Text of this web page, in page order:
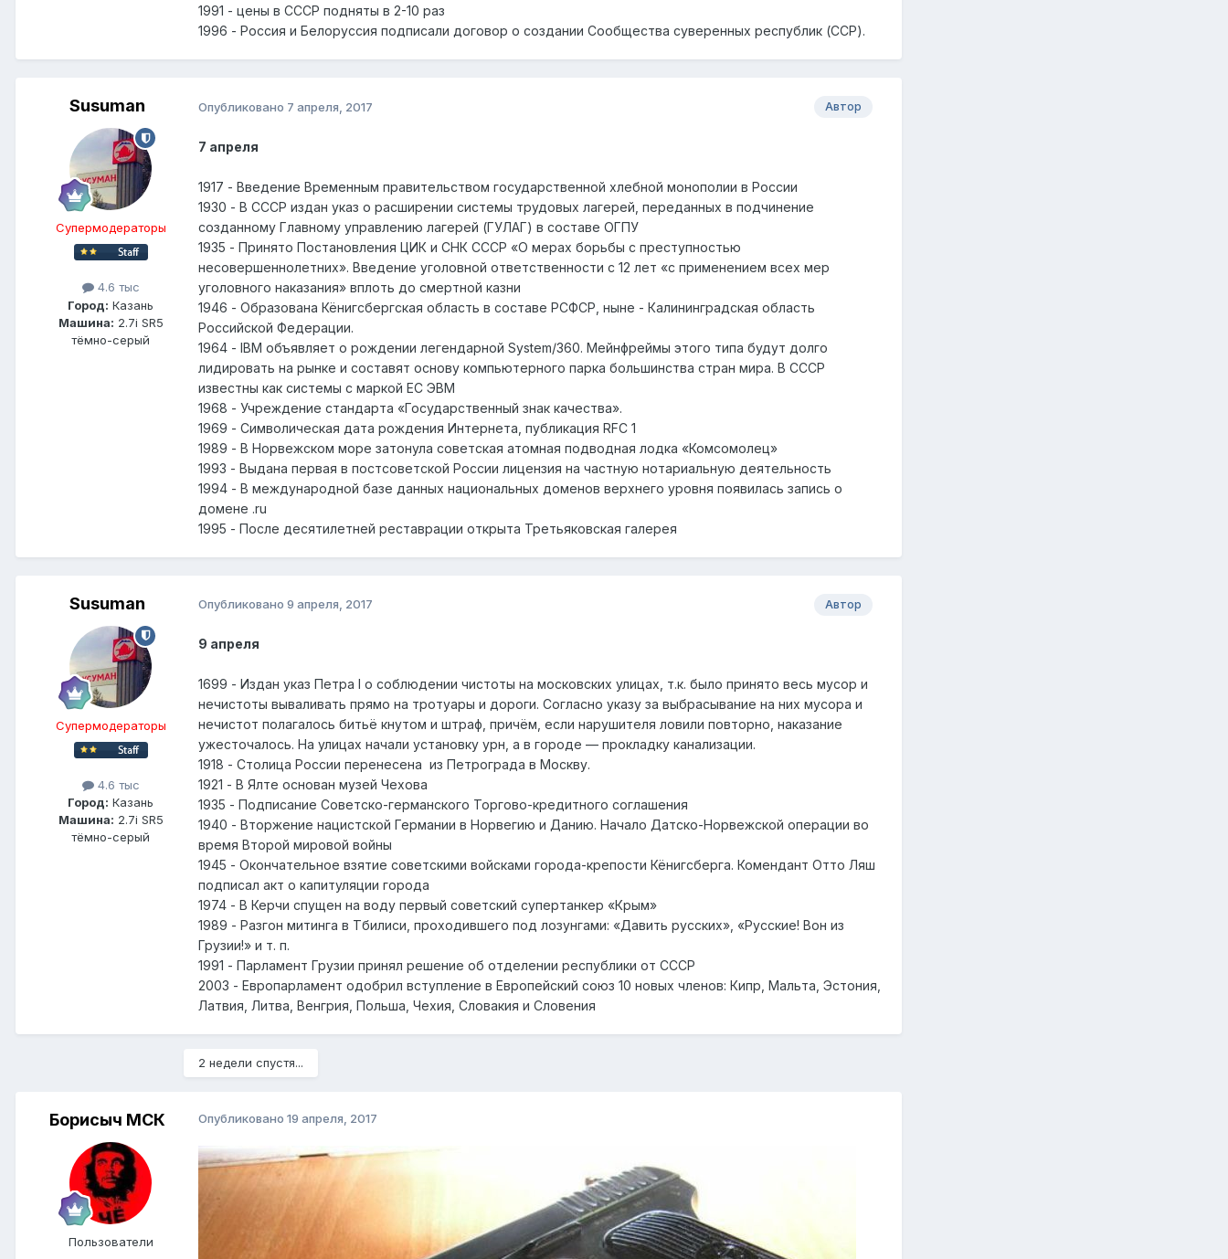
1991 - цены в СССР подняты в 2-10 раз
1996 - Россия и Белоруссия подписали договор о создании Сообщества суверенных республик (ССР).
Susuman
Супермодераторы
4.6 тыс
Город: Казань
Машина: 2.7i SR5
тёмно-серый
Автор
Опубликовано 7 апреля, 2017
7 апреля
1917 - Введение Временным правительством государственной хлебной монополии в России
1930 - В СССР издан указ о расширении системы трудовых лагерей, переданных в подчинение
созданному Главному управлению лагерей (ГУЛАГ) в составе ОГПУ
1935 - Принято Постановления ЦИК и СНК СССР «О мерах борьбы с преступностью
несовершеннолетних». Введение уголовной ответственности с 12 лет «с применением всех мер
уголовного наказания» вплоть до смертной казни
1946 - Образована Кёнигсбергская область в составе РСФСР, ныне - Калининградская область
Российской Федерации.
1964 - IBM объявляет о рождении легендарной System/360. Мейнфреймы этого типа будут долго
лидировать на рынке и составят основу компьютерного парка большинства стран мира. В СССР
известны как системы с маркой ЕС ЭВМ
1968 - Учреждение стандарта «Государственный знак качества».
1969 - Символическая дата рождения Интернета, публикация RFC 1
1989 - В Норвежском море затонула советская атомная подводная лодка «Комсомолец»
1993 - Выдана первая в постсоветской России лицензия на частную нотариальную деятельность
1994 - В международной базе данных национальных доменов верхнего уровня появилась запись о
домене .ru
1995 - После десятилетней реставрации открыта Третьяковская галерея
Susuman
Супермодераторы
4.6 тыс
Город: Казань
Машина: 2.7i SR5
тёмно-серый
Автор
Опубликовано 9 апреля, 2017
9 апреля
1699 - Издан указ Петра I о соблюдении чистоты на московских улицах, т.к. было принято весь мусор и
нечистоты вываливать прямо на тротуары и дороги. Согласно указу за выбрасывание на них мусора и
нечистот полагалось битьё кнутом и штраф, причём, если нарушителя ловили повторно, наказание
ужесточалось. На улицах начали установку урн, а в городе — прокладку канализации.
1918 - Столица России перенесена из Петрограда в Москву.
1921 - В Ялте основан музей Чехова
1935 - Подписание Советско-германского Торгово-кредитного соглашения
1940 - Вторжение нацистской Германии в Норвегию и Данию. Начало Датско-Норвежской операции во
время Второй мировой войны
1945 - Окончательное взятие советскими войсками города-крепости Кёнигсберга. Комендант Отто Ляш
подписал акт о капитуляции города
1974 - В Керчи спущен на воду первый советский супертанкер «Крым»
1989 - Разгон митинга в Тбилиси, проходившего под лозунгами: «Давить русских», «Русские! Вон из
Грузии!» и т. п.
1991 - Парламент Грузии принял решение об отделении республики от СССР
2003 - Европарламент одобрил вступление в Европейский союз 10 новых членов: Кипр, Мальта, Эстония,
Латвия, Литва, Венгрия, Польша, Чехия, Словакия и Словения
2 недели спустя...
Борисыч МСК
Пользователи
Опубликовано 19 апреля, 2017